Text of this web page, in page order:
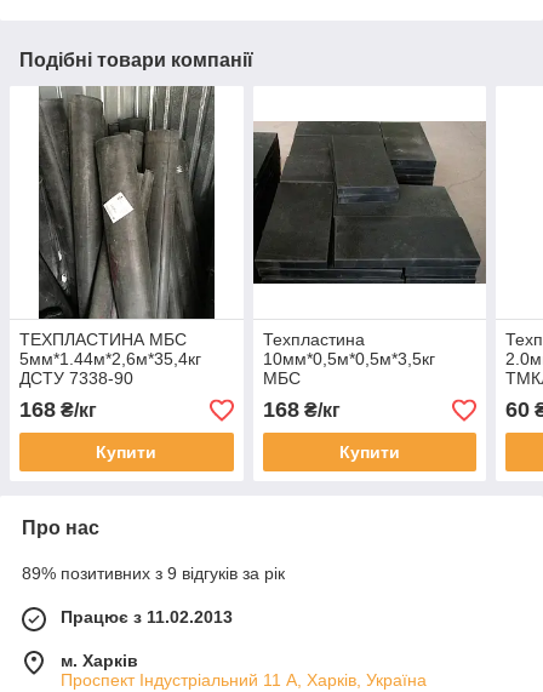
Подібні товари компанії
ТЕХПЛАСТИНА МБС
5мм*1.44м*2,6м*35,4кг
ДСТУ 7338-90
168 ₴/кг
Купити
Техпластина
10мм*0,5м*0,5м*3,5кг
МБС
168₴/кг
Купити
60
Про нас
89% позитивних з 9 відгуків за рік
Працює з 11.02.2013
м. Харків
Проспект Індустріальний 11 А, Харків, Україна